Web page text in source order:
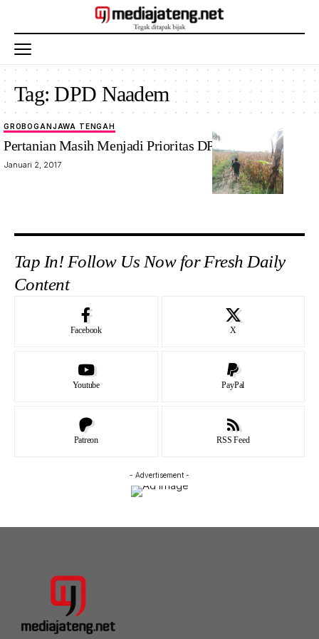
Tag:DPD Naadem
GROBOGANJAWA TENGAH
Pertanian Masih Menjadi Prioritas DPD Nasdem
Januari 2, 2017
Tap In! Follow Us Now for Fresh Daily
Content
Facebook X
Youtube PayPal
Patreon RSS Feed
- Advertisement -